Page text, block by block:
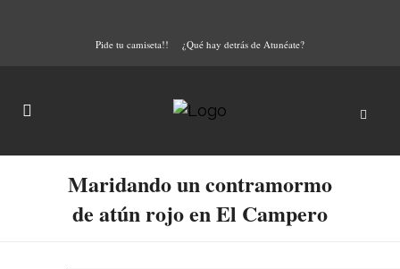
Pide tu camiseta!! ¿Qué hay detrás de Atunéate?
Maridando un contramormo
de atún rojo en El Campero